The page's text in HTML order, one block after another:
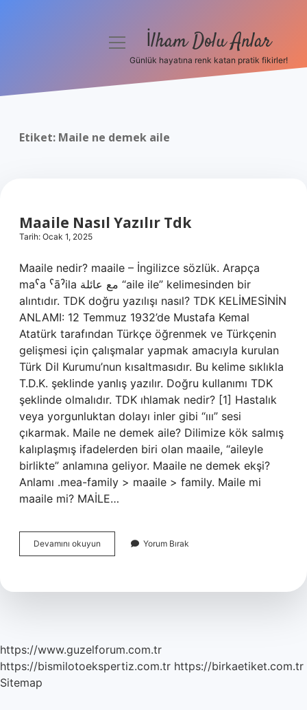
menüyü İlham Dolu Anlar
Günlük hayatına renk katan pratik fikirler!
Etiket: Maile ne demek aile
Maaile Nasıl Yazılır Tdk
Tarih: Ocak 1, 2025
Maaile nedir? maaile – İngilizce sözlük. Arapça
maˁa ˁāˀila مع عائلة “aile ile” kelimesinden bir
alıntıdır. TDK doğru yazılışı nasıl? TDK KELİMESİNİN
ANLAMI: 12 Temmuz 1932’de Mustafa Kemal
Atatürk tarafından Türkçe öğrenmek ve Türkçenin
gelişmesi için çalışmalar yapmak amacıyla kurulan
Türk Dil Kurumu’nun kısaltmasıdır. Bu kelime sıklıkla
T.D.K. şeklinde yanlış yazılır. Doğru kullanımı TDK
şeklinde olmalıdır. TDK ıhlamak nedir? [1] Hastalık
veya yorgunluktan dolayı inler gibi “ııı” sesi
çıkarmak. Maile ne demek aile? Dilimize kök salmış
kalıplaşmış ifadelerden biri olan maaile, “aileyle
birlikte” anlamına geliyor. Maaile ne demek ekşi?
Anlamı .mea-family > maaile > family. Maile mi
maaile mi? MAİLE…
Devamını okuyun
Nasıl
Yorum Bırak
https://www.guzelforum.com.tr
https://bismilotoekspertiz.com.tr https://birkaetiket.com.tr
Sitemap